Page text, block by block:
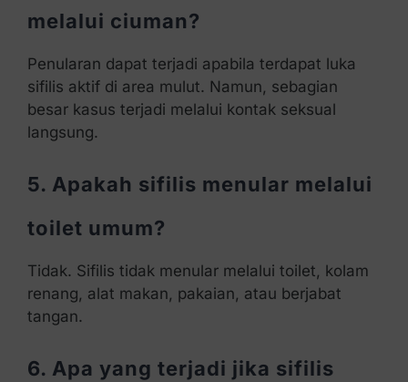
melalui ciuman?
Penularan dapat terjadi apabila terdapat luka
sifilis aktif di area mulut. Namun, sebagian
besar kasus terjadi melalui kontak seksual
langsung.
5. Apakah sifilis menular melalui
toilet umum?
Tidak. Sifilis tidak menular melalui toilet, kolam
renang, alat makan, pakaian, atau berjabat
tangan.
6. Apa yang terjadi jika sifilis